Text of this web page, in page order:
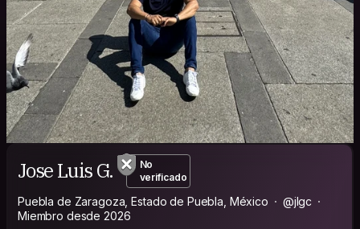
Jose Luis G.
No
verificado
Puebla de Zaragoza, Estado de Puebla, México
@jlgc
Miembro desde 2026